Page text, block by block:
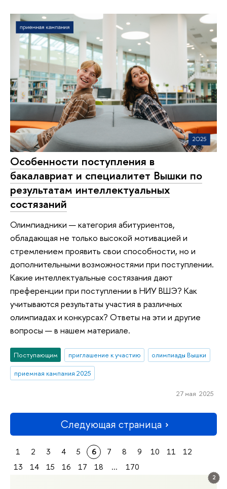
2
Особенности поступления в
бакалавриат и специалитет Вышки по
результатам интеллектуальных
состязаний
Олимпиадники — категория абитуриентов,
обладающая не только высокой мотивацией и
стремлением проявить свои способности, но и
дополнительными возможностями при поступлении.
Какие интеллектуальные состязания дают
преференции при поступлении в НИУ ВШЭ? Как
учитываются результаты участия в различных
олимпиадах и конкурсах? Ответы на эти и другие
вопросы — в нашем материале.
Поступающим приглашение к участию
олимпиады Вышки
приемная кампания 2025
27 мая 2025
Следующая страница
1 2 3 4 5 6 7 8 9 10 11
12
13
14 15 16 17 18 ... 170